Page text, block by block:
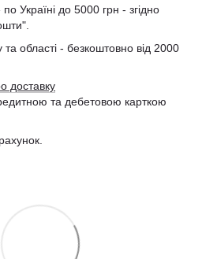
Україні до 5000 грн - згідно
області - безкоштовно від 2000
доставку
та дебетовою карткою